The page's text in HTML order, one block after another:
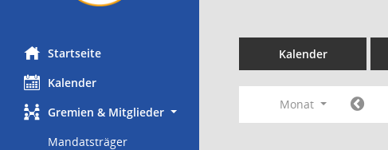
Startseite
Kalender
Gremien & Mitglieder
Mandatsträger
Kalender
Monat